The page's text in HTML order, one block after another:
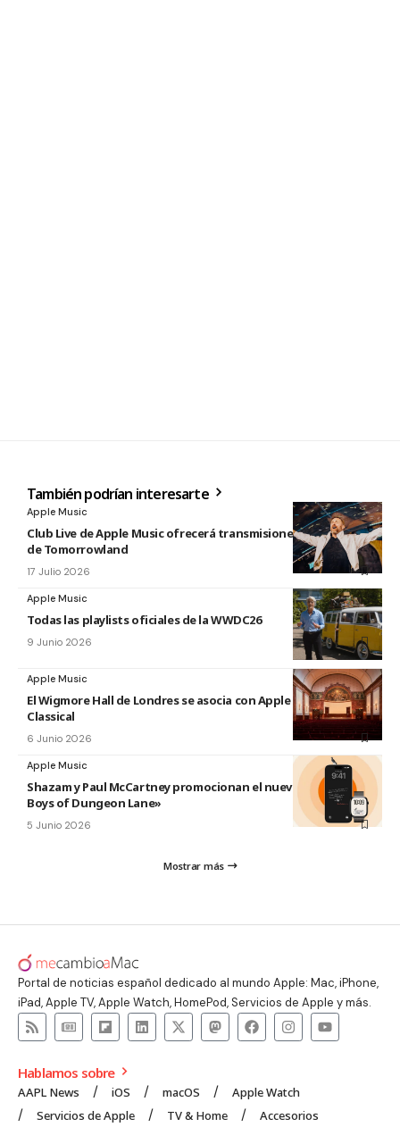
También podrían interesarte
Apple Music
Club Live de Apple Music ofrecerá transmisiones en directo
de Tomorrowland
17 Julio 2026
Apple Music
Todas las playlists oficiales de la WWDC26
9 Junio 2026
Apple Music
El Wigmore Hall de Londres se asocia con Apple Music
Classical
6 Junio 2026
Apple Music
Shazam y Paul McCartney promocionan el nuevo disco «The
Boys of Dungeon Lane»
5 Junio 2026
Mostrar más
Portal de noticias español dedicado al mundo Apple: Mac, iPhone,
iPad, Apple TV, Apple Watch, HomePod, Servicios de Apple y más.
Hablamos sobre
AAPL News iOS macOS
Apple Watch
Servicios de Apple
TV & Home Accesorios